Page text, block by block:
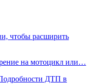
чтобы расширить
на мотоцикл или…
ДТП в